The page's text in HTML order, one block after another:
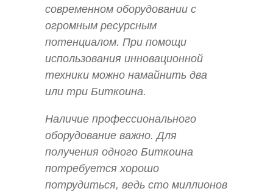
современном оборудовании с
огромным ресурсным
потенциалом. При помощи
использования инновационной
техники можно намайнить два
или три Биткоина.
Наличие профессионального
оборудование важно. Для
получения одного Биткоина
потребуется хорошо
потрудиться, ведь сто миллионов